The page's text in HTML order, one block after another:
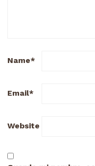
Name*
Email*
Website